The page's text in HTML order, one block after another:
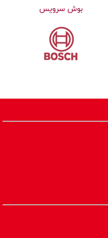
بوش سرویس